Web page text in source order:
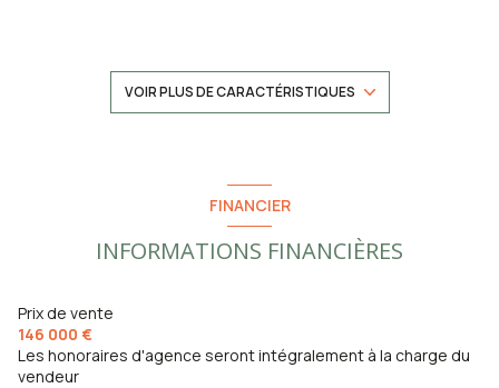
Chauffage central : chaudière (gaz de ville)
2 côté(s) mitoyen(s)
2 niveau(x)
2ème étage
VOIR PLUS DE CARACTÉRISTIQUES
FINANCIER
INFORMATIONS FINANCIÈRES
Prix de vente
146 000 €
Les honoraires d'agence seront intégralement à la charge du
vendeur